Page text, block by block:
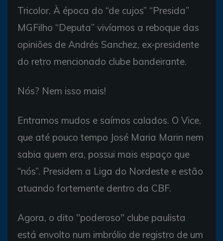
Tricolor. À época do “de cujos” “Presida”
MGFilho “Deputa” vivíamos a reboque das
opiniões de Andrés Sanchez, ex-presidente
do retro mencionado clube bandeirante.
Nós? Nem isso mais!
Entramos mudos e saímos calados. O Vice,
que até pouco tempo José Maria Marin nem
sabia quem era, possui mais espaço que
“nós”. Presidem a Liga do Nordeste e estão
atuando fortemente dentro da CBF.
Agora, o dito "poderoso" clube paulista
está envolto num imbrólio de registro de um